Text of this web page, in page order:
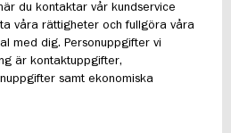
du kontaktar vår kundservice
våra rättigheter och fullgöra våra
med dig. Personuppgifter vi
är kontaktuppgifter,
samt ekonomiska